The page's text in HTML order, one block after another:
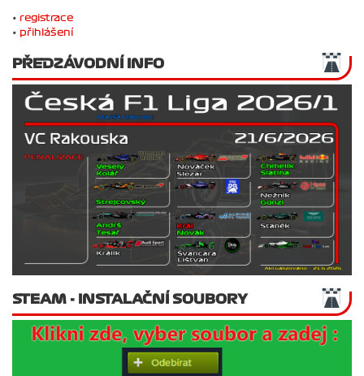
• registrace
• přihlášení
PŘEDZÁVODNÍ INFO
STEAM - INSTALAČNÍ SOUBORY